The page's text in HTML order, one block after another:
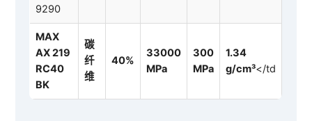
9290
MAX
AX 219
RC40
BK
碳
纤
维
40%
33000
MPa
300
MPa
1.34
g/cm³</td